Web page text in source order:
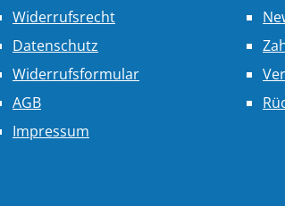
Widerrufsrecht
Datenschutz
Widerrufsformular
AGB
Impressum